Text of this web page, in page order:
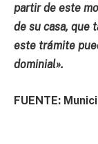
partir de este
de su casa, que
este trámite
dominial».
FUENTE: